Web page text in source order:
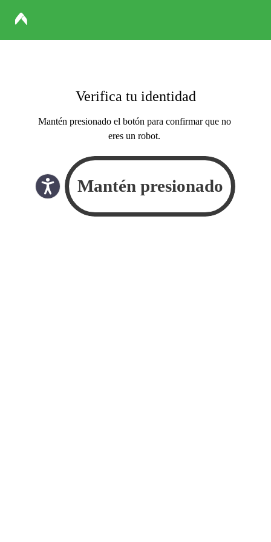
Verifica tu identidad
Mantén presionado el botón para confirmar que no
eres un robot.